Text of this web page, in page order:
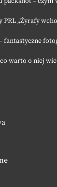
„Żyrafy
fantastyczne
warto o niej